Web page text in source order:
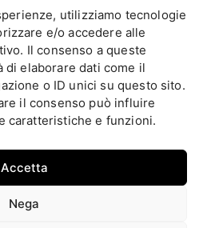
utilizziamo tecnologie
e/o accedere alle
Il consenso a queste
elaborare dati come il
o ID unici su questo sito.
il consenso può influire
caratteristiche e funzioni.
Accetta
Nega
nella progettazione ascensore